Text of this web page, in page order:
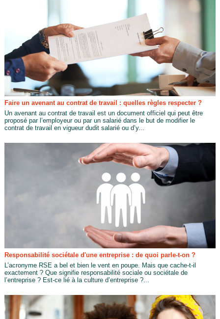
Faire un avenant au contrat de travail : quelles règles respecter ?
Un avenant au contrat de travail est un document officiel qui peut être
proposé par l’employeur ou par un salarié dans le but de modifier le
contrat de travail en vigueur dudit salarié ou d’y...
Responsabilité sociétale d'une entreprise : de quoi parle-t-on ?
L’acronyme RSE a bel et bien le vent en poupe. Mais que cache-t-il
exactement ? Que signifie responsabilité sociale ou sociétale de
l’entreprise ? Est-ce lié à la culture d’entreprise ?...